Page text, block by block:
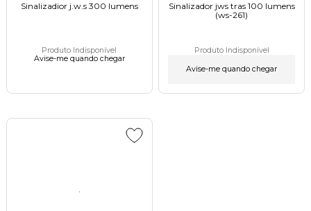
Sinalizadior j.w.s 300 lumens
Produto Indisponível
Avise-me quando chegar
Sinalizador jws tras 100 lumens
(ws-261)
Produto Indisponível
Avise-me quando chegar